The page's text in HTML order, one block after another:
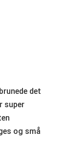
det
super
og små